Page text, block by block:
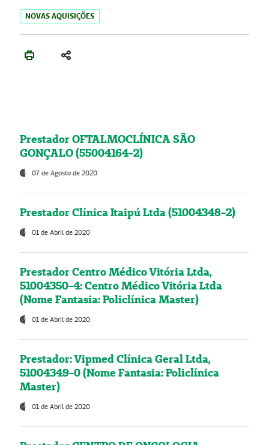
NOVAS AQUISIÇÕES
Prestador OFTALMOCLÍNICA SÃO
GONÇALO (55004164-2)
07 de Agosto de 2020
Prestador Clínica Itaipú Ltda (51004348-2)
01 de Abril de 2020
Prestador Centro Médico Vitória Ltda,
51004350-4: Centro Médico Vitória Ltda
(Nome Fantasia: Policlínica Master)
01 de Abril de 2020
Prestador: Vipmed Clínica Geral Ltda,
51004349-0 (Nome Fantasia: Policlínica
Master)
01 de Abril de 2020